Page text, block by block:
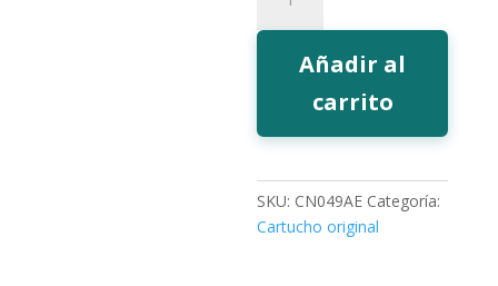
950
Añadir al
carrito
SKU: CN049AE Categoría:
Cartucho original